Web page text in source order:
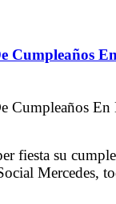
Cumpleaños
fiesta su
Mercedes,